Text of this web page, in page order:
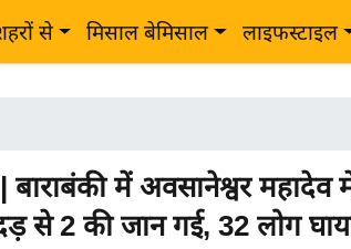
से मिसाल बेमिसाल लाइफस्टाइल
में अवसानेश्वर महादेव
से 2 की जान गई, 32 लोग